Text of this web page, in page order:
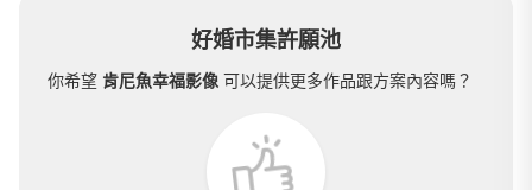
好婚市集許願池
你希望 肯尼魚幸福影像 可以提供更多作品跟方案內容嗎？